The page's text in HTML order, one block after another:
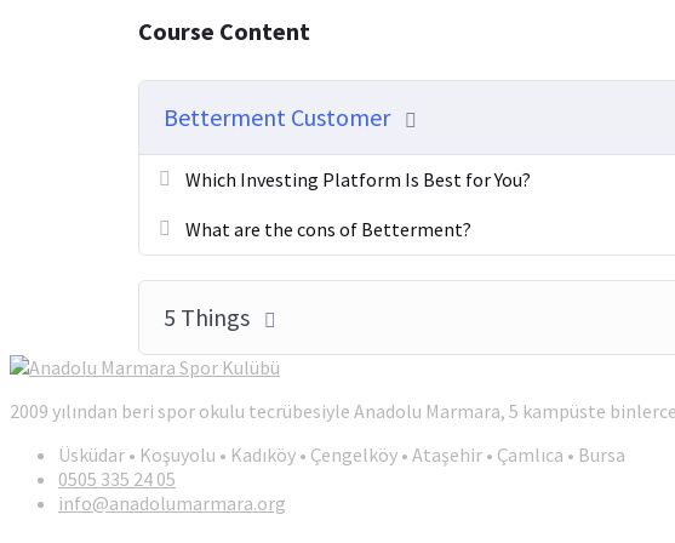
Course Content
Betterment Customer
Which Investing Platform Is Best for You?
What are the cons of Betterment?
5 Things
2009 yılından beri spor okulu tecrübesiyle Anadolu Marmara, 5 kampüste
Üsküdar • Koşuyolu • Kadıköy • Çengelköy • Ataşehir • Çamlıca • Bursa
0505 335 24 05
info@anadolumarmara.org